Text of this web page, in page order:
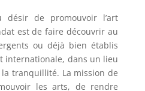
désir de promouvoir l’art
est de faire découvrir au
ou déjà bien établis
internationale, dans un lieu
tranquillité. La mission de
les arts, de rendre